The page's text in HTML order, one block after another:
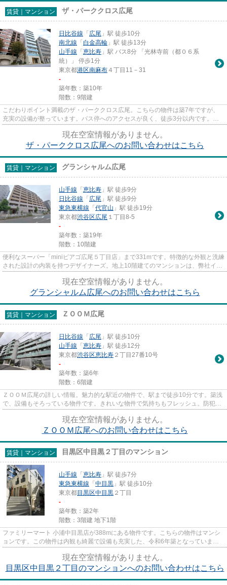
賃貸｜マンション ザ・パーククロス広尾
日比谷線 「 広尾 」駅 徒歩10分
南北線 「 白金高輪 」駅 徒歩13分
山手線 「 恵比寿 」駅 バス8分 「光林寺前（都０６系
統）」 停歩1分
東京都港区南麻布 ４丁目11－31
-
築年数：築10年
階数：9階建
こだわりポイント満載のザ・パーククロス広尾。こちらの物件は築7年ですが、
充実の設備が整っています。バス停へのアクセスが良く、徒歩3分以内です。こ
現在空室情報がありません。
ザ・パーククロス広尾へのお問い合わせはこちら
賃貸｜マンション グランシャルム広尾
山手線 「 恵比寿 」駅 徒歩9分
日比谷線 「 広尾 」駅 徒歩9分
東急東横線 「 代官山 」駅 徒歩19分
東京都渋谷区広尾 １丁目8-5
-
築年数：築19年
階数：10階建
便利なスーパー「miniピアゴ広尾５丁目店」まで331mです。特徴的な外観と洗練
された設計の内装を持つデザイナーズ。地上10階建てのマンションは、弊社イチ
現在空室情報がありません。
グランシャルム広尾へのお問い合わせはこちら
賃貸｜マンション ＺＯＯＭ広尾
日比谷線 「 広尾 」駅 徒歩10分
山手線 「 恵比寿 」駅 徒歩12分
東京都渋谷区恵比寿 ２丁目27番10号
-
築年数：築6年
階数：6階建
ＺＯＯＭ広尾の詳しい情報。魅力的な駅近の物件で、駅まで徒歩10分です。築浅
で、設備もそろっている物件です。きれいな物件で気持ちもフレッシュ。防犯対
現在空室情報がありません。
ＺＯＯＭ広尾へのお問い合わせはこちら
賃貸｜マンション 目黒区中目黒２丁目のマンション
山手線 「 恵比寿 」駅 徒歩7分
東急東横線 「 中目黒 」駅 徒歩10分
東京都目黒区中目黒 ２丁目
-
築年数：築2年
階数：3階建 地下1階
ファミリーマート 小浦中目黒店が388mにある物件です。こちらの物件はマンシ
ョンです。この物件は内観も綺麗で設備も充実した、令和6年築となっていま
現在空室情報がありません。
目黒区中目黒２丁目のマンションへのお問い合わせはこちら